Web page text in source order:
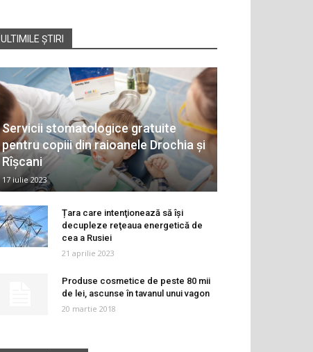
ULTIMILE ȘTIRI
Servicii stomatologice gratuite
pentru copiii din raioanele Drochia și
Rîșcani
17 iulie 2023
Țara care intenţionează să îşi
decupleze reţeaua energetică de
cea a Rusiei
21 aprilie 2023
Produse cosmetice de peste 80 mii
de lei, ascunse în tavanul unui vagon
20 martie 2018